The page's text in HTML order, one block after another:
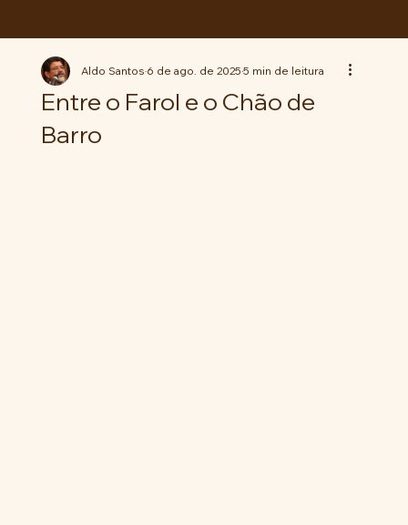
Entre o Farol e o Chão de
Barro
Aldo Santos6 de ago. de 20255 min de leitura